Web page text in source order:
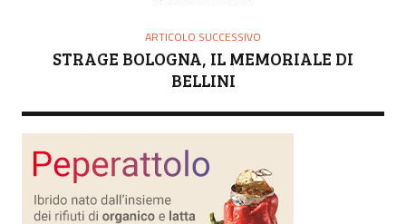
ARTICOLO SUCCESSIVO
STRAGE BOLOGNA, IL MEMORIALE DI
BELLINI